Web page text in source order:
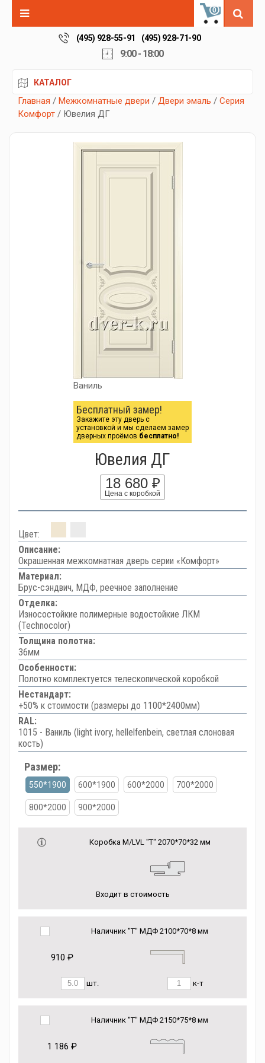
0
(495) 928-55-91 (495) 928-71-90
9:00 - 18:00
КАТАЛОГ
Главная / Межкомнатные двери / Двери эмаль / Серия
Комфорт / Ювелия ДГ
Ваниль
Бесплатный замер!
Закажите эту дверь с
установкой и мы сделаем замер
дверных проёмов бесплатно!
Ювелия ДГ
18 680 ₽
Цена с коробкой
Цвет:
Описание:
Окрашенная межкомнатная дверь серии «Комфорт»
Материал:
Брус-сэндвич, МДФ, реечное заполнение
Отделка:
Износостойкие полимерные водостойкие ЛКМ
(Technocolor)
Толщина полотна:
36мм
Особенности:
Полотно комплектуется телескопической коробкой
Нестандарт:
+50% к стоимости (размеры до 1100*2400мм)
RAL:
1015 - Ваниль (light ivory, hellelfenbein, светлая слоновая
кость)
Размер:
550*1900 600*1900 600*2000 700*2000
800*2000 900*2000
Коробка М/LVL "Т" 2070*70*32 мм
Входит в стоимость
Наличник "Т" МДФ 2100*70*8 мм
910 ₽
шт. к-т
Наличник "Т" МДФ 2150*75*8 мм
1 186 ₽